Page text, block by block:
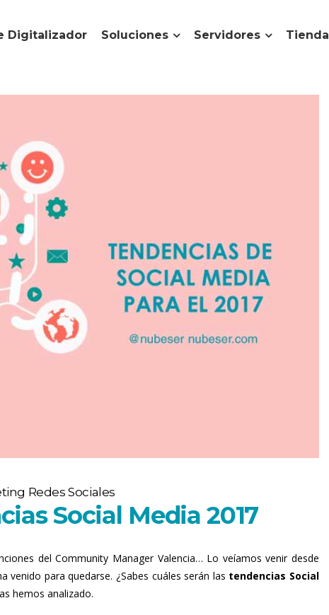
Digitalizador Soluciones Servidores Tienda
Redes Sociales
Social Media 2017
del Community Manager Valencia… Lo veíamos venir desde
para quedarse. ¿Sabes cuáles serán las tendencias Social
hemos analizado.